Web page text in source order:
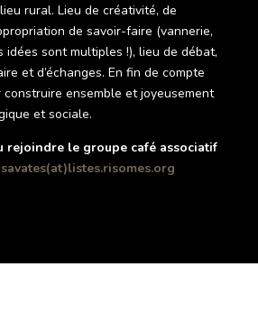
rural. Lieu de créativité, de
de savoir-faire (vannerie,
idées sont multiples !), lieu de débat,
et d’échanges. En fin de compte
ensemble et joyeusement
et sociale.
rejoindre le groupe café associatif